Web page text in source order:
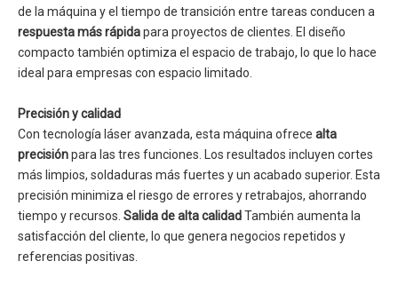
de la máquina y el tiempo de transición entre tareas conducen a
respuesta más rápidapara proyectos de clientes. El diseño
compacto también optimiza el espacio de trabajo, lo que lo hace
ideal para empresas con espacio limitado.
Precisión y calidad
Con tecnología láser avanzada, esta máquina ofrece alta
precisiónpara las tres funciones. Los resultados incluyen cortes
más limpios, soldaduras más fuertes y un acabado superior. Esta
precisión minimiza el riesgo de errores y retrabajos, ahorrando
tiempo y recursos. Salida de alta calidadTambién aumenta la
satisfacción del cliente, lo que genera negocios repetidos y
referencias positivas.